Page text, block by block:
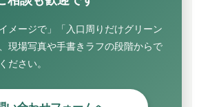
メージで」「入口周りだけグリーン
現場写真や手書きラフの段階からで
ださい。